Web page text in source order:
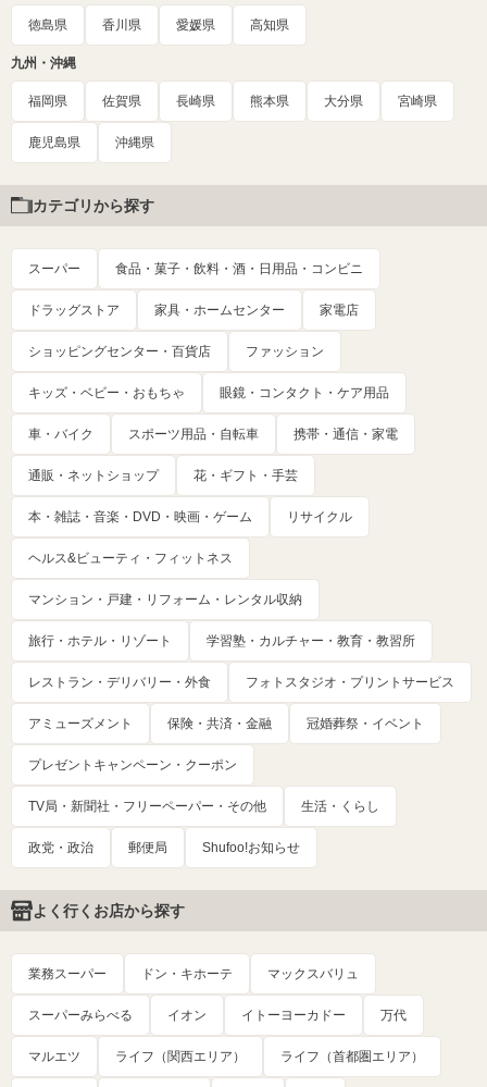
徳島県 香川県 愛媛県 高知県
九州・沖縄
福岡県 佐賀県 長崎県 熊本県 大分県 宮崎県
鹿児島県 沖縄県
カテゴリから探す
スーパー 食品・菓子・飲料・酒・日用品・コンビニ
ドラッグストア 家具・ホームセンター 家電店
ショッピングセンター・百貨店 ファッション
キッズ・ベビー・おもちゃ 眼鏡・コンタクト・ケア用品
車・バイク スポーツ用品・自転車 携帯・通信・家電
通販・ネットショップ 花・ギフト・手芸
本・雑誌・音楽・DVD・映画・ゲーム リサイクル
ヘルス&ビューティ・フィットネス
マンション・戸建・リフォーム・レンタル収納
旅行・ホテル・リゾート 学習塾・カルチャー・教育・教習所
レストラン・デリバリー・外食 フォトスタジオ・プリントサービス
アミューズメント 保険・共済・金融 冠婚葬祭・イベント
プレゼントキャンペーン・クーポン
TV局・新聞社・フリーペーパー・その他 生活・くらし
政党・政治 郵便局 Shufoo!お知らせ
よく行くお店から探す
業務スーパー ドン・キホーテ マックスバリュ
スーパーみらべる イオン イトーヨーカドー 万代
マルエツ ライフ（関西エリア） ライフ（首都圏エリア）